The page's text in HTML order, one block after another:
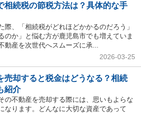
相続税の節税方法は？具体的な手
際、「相続税がどれほどかかるのだろう」
のか」と悩む方が鹿児島市でも増えていま
動産を次世代へスムーズに承...
2026-03-25
売却すると税金はどうなる？相続
紹介
の不動産を売却する際には、思いもよらな
なります。どんなに大切な資産であって